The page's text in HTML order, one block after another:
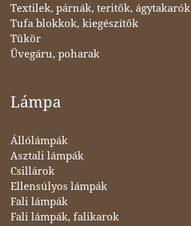
Textilek, párnák, teritők, ágytakarók
Tufa blokkok, kiegészítők
Tükör
Üvegáru, poharak
Lámpa
Állólámpák
Asztali lámpák
Csillárok
Ellensúlyos lámpák
Fali lámpák
Fali lámpák, falikarok